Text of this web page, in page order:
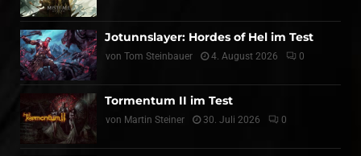
Jotunnslayer: Hordes of Hel im Test
von Tom Steinbauer 4. August 2026 0
Tormentum II im Test
von Martin Steiner 30. Juli 2026 0